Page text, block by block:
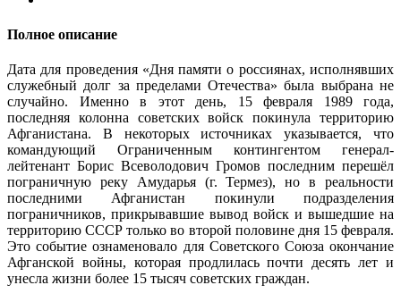
Полное описание
Дата для проведения «Дня памяти о россиянах, исполнявших
служебный долг за пределами Отечества» была выбрана не
случайно. Именно в этот день, 15 февраля 1989 года,
последняя колонна советских войск покинула территорию
Афганистана. В некоторых источниках указывается, что
командующий Ограниченным контингентом генерал-
лейтенант Борис Всеволодович Громов последним перешёл
пограничную реку Амударья (г. Термез), но в реальности
последними Афганистан покинули подразделения
пограничников, прикрывавшие вывод войск и вышедшие на
территорию СССР только во второй половине дня 15 февраля.
Это событие ознаменовало для Советского Союза окончание
Афганской войны, которая продлилась почти десять лет и
унесла жизни более 15 тысяч советских граждан.